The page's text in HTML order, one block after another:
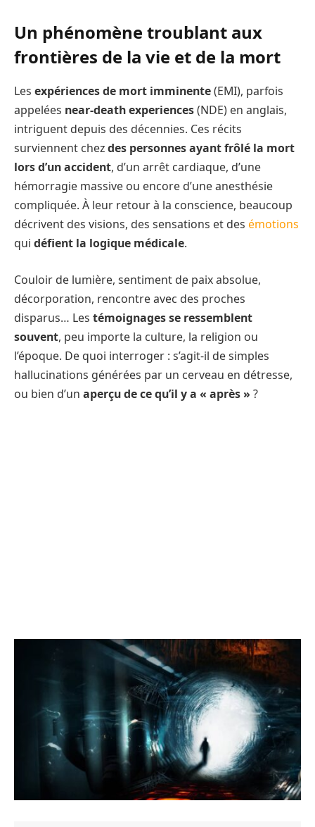
Un phénomène troublant aux
frontières de la vie et de la mort
Les expériences de mort imminente(EMI), parfois
appelées near-death experiences(NDE) en anglais,
intriguent depuis des décennies. Ces récits
surviennent chezdes personnes ayant frôlé la mort
lors d’un accident, d’un arrêt cardiaque, d’une
hémorragie massive ou encore d’une anesthésie
compliquée. À leur retour à la conscience, beaucoup
décrivent des visions, des sensations et des émotions
qui défient la logique médicale.
Couloir de lumière, sentiment de paix absolue,
décorporation, rencontre avec des proches
disparus… Les témoignages se ressemblent
souvent, peu importe la culture, la religion ou
l’époque. De quoi interroger : s’agit-il de simples
hallucinations générées par un cerveau en détresse,
ou bien d’un aperçu de ce qu’il y a « après » ?